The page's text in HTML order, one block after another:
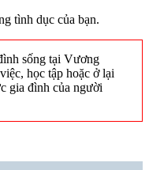
tình dục của bạn.
sống tại Vương
học tập hoặc ở lại
gia đình của người